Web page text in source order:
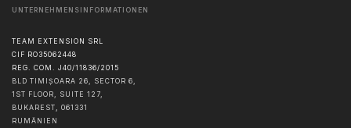
UNTERNEHMENSINFORMATIONEN
TEAM EXTENSION SRL
CIF RO35062448
REG. COM. J40/11836/2015
BLD TIMIȘOARA 26, SECTOR 6,
1ST FLOOR, SUITE 127,
BUKAREST
061331
RUMÄNIEN